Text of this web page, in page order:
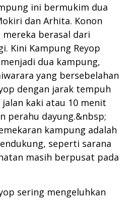
ini bermukim dua
dan Arhita. Konon
berasal dari
Kini Kampung Reyop
dua kampung,
yang bersebelahan
dengan jarak tempuh
kaki atau 10 menit
perahu dayung.&nbsp;
kampung adalah
seperti sarana
masih berpusat pada
sering mengeluhkan